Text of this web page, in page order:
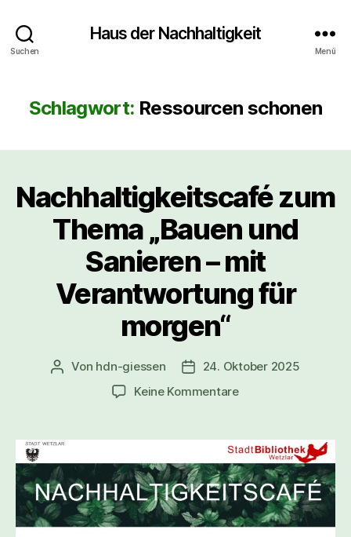
Suchen
Haus der Nachhaltigkeit
Menü
Schlagwort: Ressourcen schonen
Nachhaltigkeitscafé zum
Thema „Bauen und
Sanieren – mit
Verantwortung für
morgen“
Beitragsautor
Von hdn-giessen Veröffentlichungsdatum
24. Oktober 2025
Keine Kommentarezu
Thema
„Bauen
und
Sanieren
–
mit